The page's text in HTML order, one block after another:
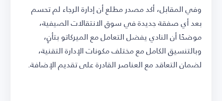
وفي المقابل، أكد مصدر مطلع أن إدارة الرجاء لم تحسم
بعد أي صفقة جديدة في سوق الانتقالات الصيفية،
موضحًا أن النادي يفضل التعامل مع الميركاتو بتأنٍ،
وبالتنسيق الكامل مع مختلف مكونات الإدارة التقنية،
لضمان التعاقد مع العناصر القادرة على تقديم الإضافة.